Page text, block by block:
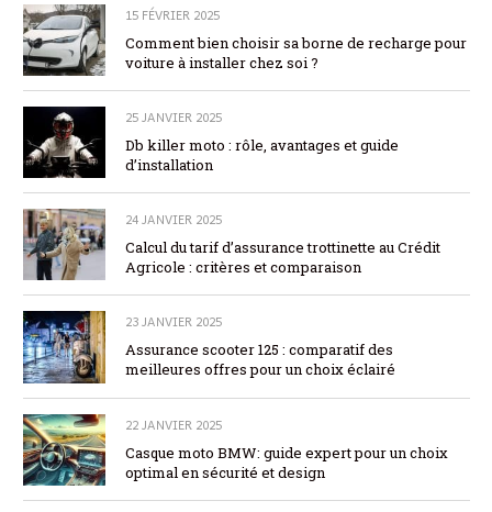
15 FÉVRIER 2025
Comment bien choisir sa borne de recharge pour
voiture à installer chez soi ?
25 JANVIER 2025
Db killer moto : rôle, avantages et guide
d’installation
24 JANVIER 2025
Calcul du tarif d’assurance trottinette au Crédit
Agricole : critères et comparaison
23 JANVIER 2025
Assurance scooter 125 : comparatif des
meilleures offres pour un choix éclairé
22 JANVIER 2025
Casque moto BMW: guide expert pour un choix
optimal en sécurité et design